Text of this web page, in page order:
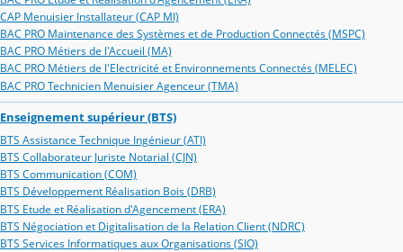
CAP Menuisier Installateur (CAP MI)
BAC PRO Maintenance des Systèmes et de Production Connectés (MSPC)
BAC PRO Métiers de l'Accueil (MA)
BAC PRO Métiers de l'Electricité et Environnements Connectés (MELEC)
BAC PRO Technicien Menuisier Agenceur (TMA)
Enseignement supérieur (BTS)
BTS Assistance Technique Ingénieur (ATI)
BTS Collaborateur Juriste Notarial (CJN)
BTS Communication (COM)
BTS Développement Réalisation Bois (DRB)
BTS Etude et Réalisation d'Agencement (ERA)
BTS Négociation et Digitalisation de la Relation Client (NDRC)
BTS Services Informatiques aux Organisations (SIO)